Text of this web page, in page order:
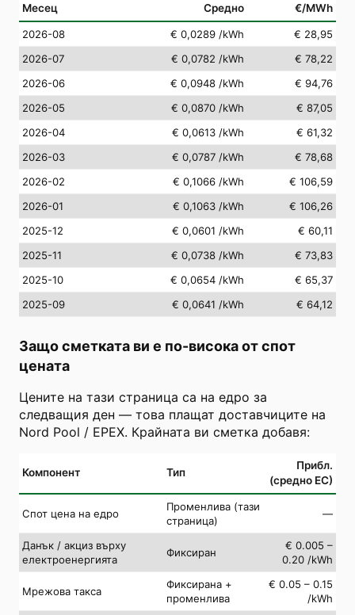
Месец Средно €/MWh
2026-08 € 0,0289 /kWh
€ 28,95
2026-07
€ 0,0782 /kWh
€ 78,22
2026-06
€ 0,0948 /kWh
€ 94,76
2026-05
€ 0,0870 /kWh
€ 87,05
2026-04
€ 0,0613 /kWh
€ 61,32
2026-03
€ 0,0787 /kWh
€ 78,68
2026-02
€ 0,1066 /kWh
€ 106,59
2026-01
€ 0,1063 /kWh
€ 106,26
2025-12
€ 0,0601 /kWh
€ 60,11
2025-11
€ 0,0738 /kWh
€ 73,83
2025-10
€ 0,0654 /kWh
€ 65,37
2025-09
€ 0,0641 /kWh € 64,12
Защо сметката ви е по-висока от спот
цената
Цените на тази страница са на едро за
следващия ден — това плащат доставчиците на
Nord Pool / EPEX. Крайната ви сметка добавя:
Компонент Тип
Прибл.
(средно ЕС)
Спот цена на едро
Променлива (тази
страница)
—
Данък / акциз върху
електроенергията
Фиксиран
€ 0.005 –
0.20 /kWh
Мрежова такса
Фиксирана +
променлива
€ 0.05 – 0.15
/kWh